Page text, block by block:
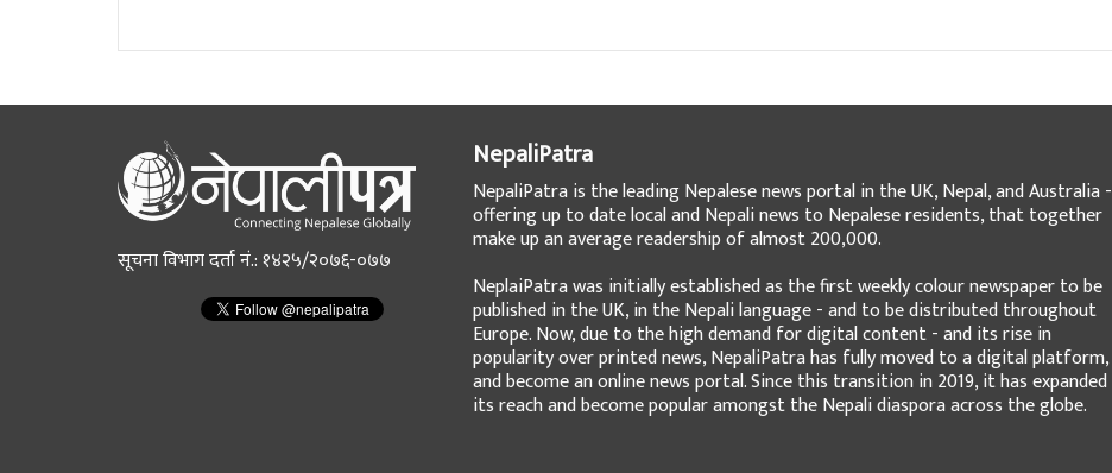
सूचना विभाग दर्ता नं.: १४२५/२०७६-०७७
NepaliPatra
NepaliPatra is the leading Nepalese news portal in the UK, Nepal, and Australia -
offering up to date local and Nepali news to Nepalese residents, that together
make up an average readership of almost 200,000.
NeplaiPatra was initially established as the first weekly colour newspaper to be
published in the UK, in the Nepali language - and to be distributed throughout
Europe. Now, due to the high demand for digital content - and its rise in
popularity over printed news, NepaliPatra has fully moved to a digital platform,
and become an online news portal. Since this transition in 2019, it has expanded
its reach and become popular amongst the Nepali diaspora across the globe.